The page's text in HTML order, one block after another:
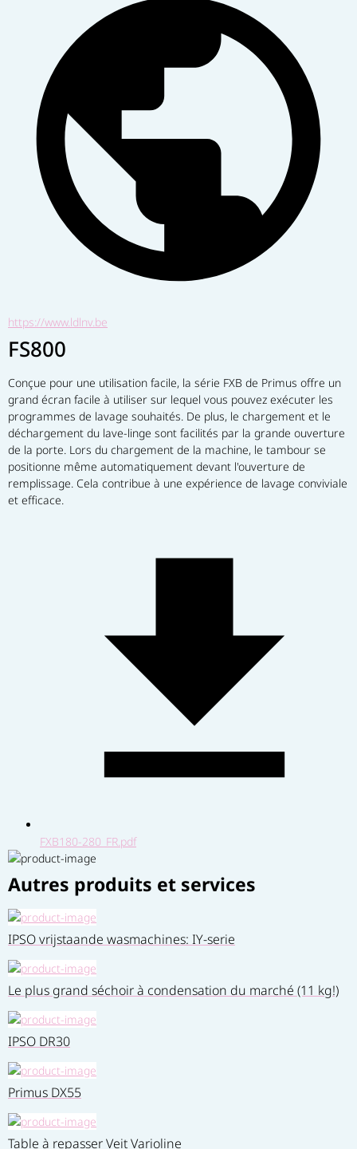
https://www.ldlnv.be
FS800
Conçue pour une utilisation facile, la série FXB de Primus offre un
grand écran facile à utiliser sur lequel vous pouvez exécuter les
programmes de lavage souhaités. De plus, le chargement et le
déchargement du lave-linge sont facilités par la grande ouverture
de la porte. Lors du chargement de la machine, le tambour se
positionne même automatiquement devant l'ouverture de
remplissage. Cela contribue à une expérience de lavage conviviale
et efficace.
FXB180-280_FR.pdf
Autres produits et services
IPSO vrijstaande wasmachines: IY-serie
Le plus grand séchoir à condensation du marché (11 kg!)
IPSO DR30
Primus DX55
Table à repasser Veit Varioline